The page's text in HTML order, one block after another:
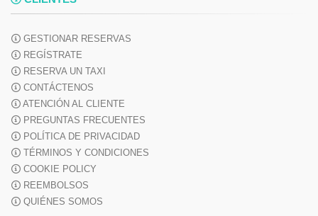
GESTIONAR RESERVAS
REGÍSTRATE
RESERVA UN TAXI
CONTÁCTENOS
ATENCIÓN AL CLIENTE
PREGUNTAS FRECUENTES
POLÍTICA DE PRIVACIDAD
TÉRMINOS Y CONDICIONES
COOKIE POLICY
REEMBOLSOS
QUIÉNES SOMOS